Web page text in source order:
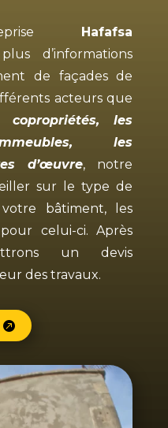
Hafafsa
d’informations
de façades de
acteurs que
copropriétés, les
les
d’œuvre, notre
sur le type de
bâtiment, les
celui-ci. Après
un devis
des travaux.